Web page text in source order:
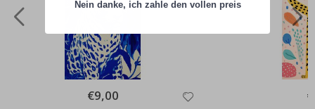
Special
Price
€9,00
Nein danke, ich zahle den vollen preis